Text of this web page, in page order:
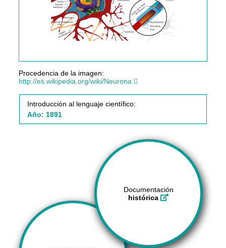
Procedencia de la imagen:
http://es.wikipedia.org/wiki/Neurona
Introducción al lenguaje científico:
Año: 1891
Documentación
histórica